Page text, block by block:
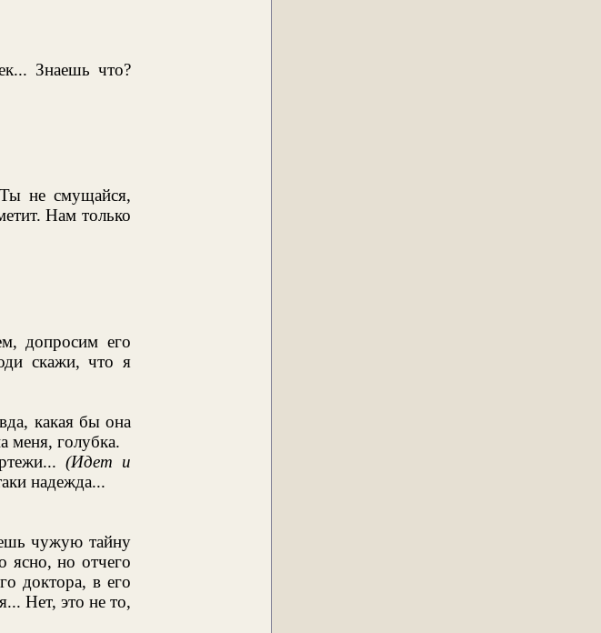
Знаешь что?
не смущайся,
Нам только
допросим его
скажи, что я
какая бы она
меня, голубка.
(Идет и
надежда...
чужую тайну
но отчего
доктора, в его
Нет, это не то,